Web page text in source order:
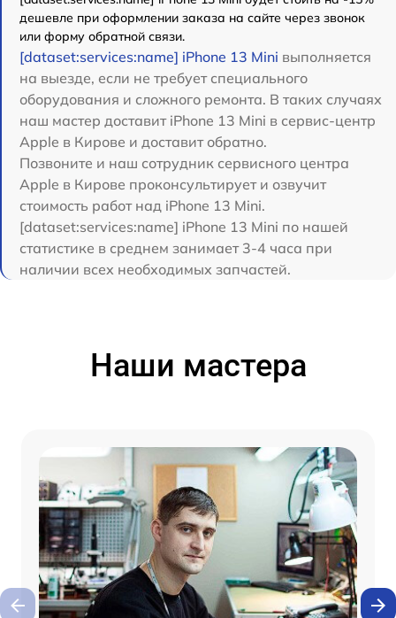
дешевле при оформлении заказа на сайте через звонок
или форму обратной связи.
[dataset:services:name] iPhone 13 Mini выполняется
на выезде, если не требует специального
оборудования и сложного ремонта. В таких случаях
наш мастер доставит iPhone 13 Mini в сервис-центр
Apple в Кирове и доставит обратно.
Позвоните и наш сотрудник сервисного центра
Apple в Кирове проконсультирует и озвучит
стоимость работ над iPhone 13 Mini.
[dataset:services:name] iPhone 13 Mini по нашей
статистике в среднем занимает 3-4 часа при
наличии всех необходимых запчастей.
Наши мастера